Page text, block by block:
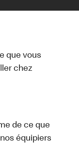
que vous
chez
de ce que
équipiers